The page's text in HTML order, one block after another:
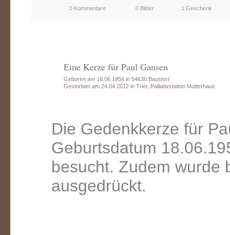
0 Kommentare 0 Bilder 1 Geschenk
Eine Kerze für Paul Gansen
Geboren am 18.06.1956 in 54636 Baustert
Gestorben am 24.04.2012 in Trier, Palliativstation Mutterhaus
Die Gedenkkerze für
Geburtsdatum
besucht. Zudem wurde
ausgedrückt.